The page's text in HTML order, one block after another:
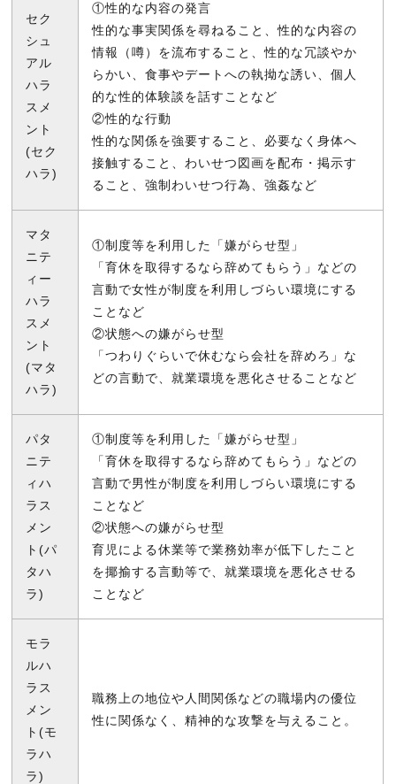
セク
シュ
アル
ハラ
スメ
ント
(セク
ハラ)
①性的な内容の発言
性的な事実関係を尋ねること、性的な内容の
情報（噂）を流布すること、性的な冗談やか
らかい、食事やデートへの執拗な誘い、個人
的な性的体験談を話すことなど
②性的な行動
性的な関係を強要すること、必要なく身体へ
接触すること、わいせつ図画を配布・掲示す
ること、強制わいせつ行為、強姦など
マタ
ニテ
ィー
ハラ
スメ
ント
(マタ
ハラ)
①制度等を利用した「嫌がらせ型」
「育休を取得するなら辞めてもらう」などの
言動で女性が制度を利用しづらい環境にする
ことなど
②状態への嫌がらせ型
「つわりぐらいで休むなら会社を辞めろ」な
どの言動で、就業環境を悪化させることなど
パタ
ニテ
ィハ
ラス
メン
ト(パ
タハ
ラ)
①制度等を利用した「嫌がらせ型」
「育休を取得するなら辞めてもらう」などの
言動で男性が制度を利用しづらい環境にする
ことなど
②状態への嫌がらせ型
育児による休業等で業務効率が低下したこと
を揶揄する言動等で、就業環境を悪化させる
ことなど
モラ
ルハ
ラス
メン
ト(モ
ラハ
ラ)
職務上の地位や人間関係などの職場内の優位
性に関係なく、精神的な攻撃を与えること。